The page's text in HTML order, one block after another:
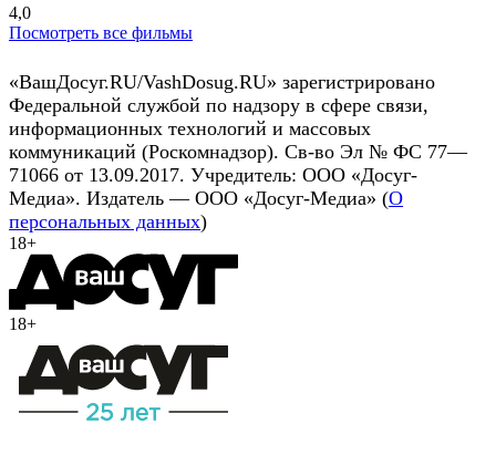
4,0
Посмотреть все фильмы
«ВашДосуг.RU/VashDosug.RU» зарегистрировано
Федеральной службой по надзору в сфере связи,
информационных технологий и массовых
коммуникаций (Роскомнадзор). Св-во Эл № ФС 77—
71066 от 13.09.2017. Учредитель: ООО «Досуг-
Медиа». Издатель — ООО «Досуг-Медиа» (О
персональных данных)
18+
18+